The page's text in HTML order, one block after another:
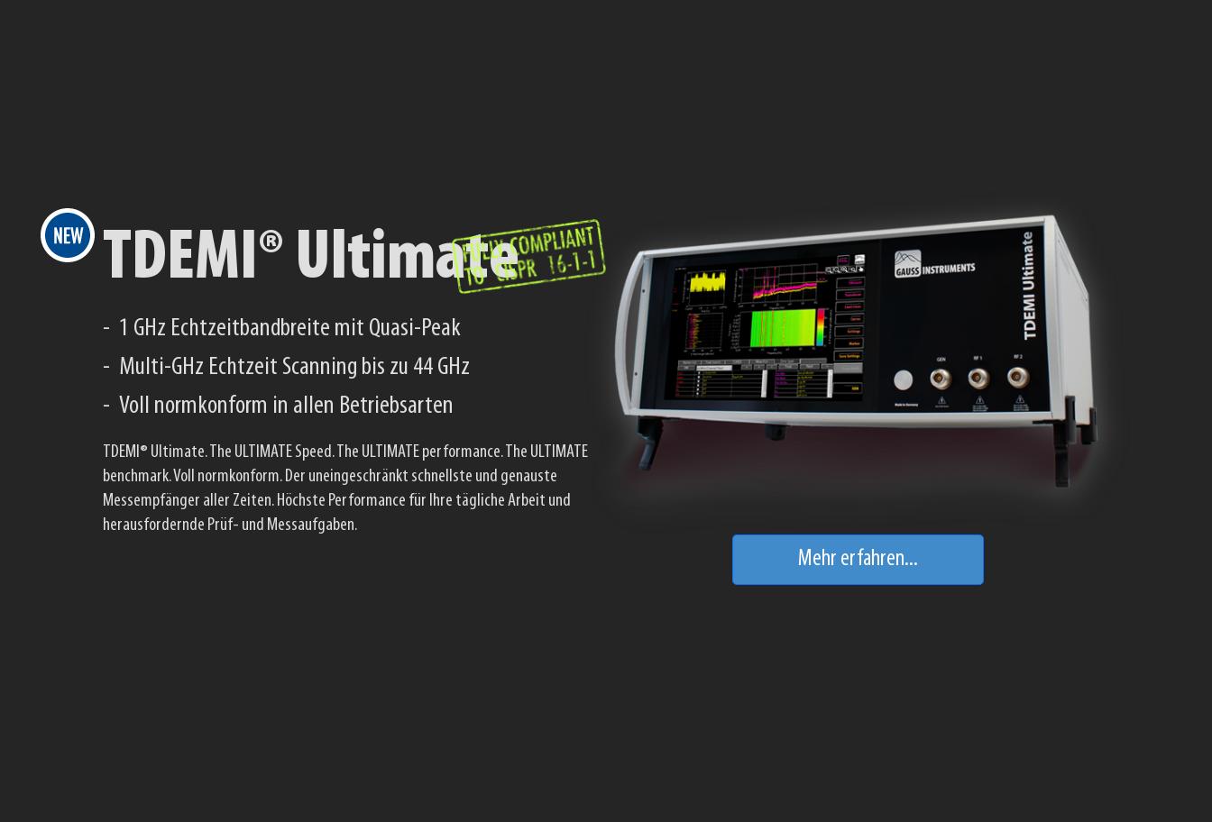
TDEMI® S
Echtzeit Spektrum Analyzer mit über 225 MHz RTBW
Vorselektion in allen Betriebsarten
Bis zu 510 MHz Echtzeit IQ-Analyse Bandbreite
Spektrum-Analyzer. Ultra-hochleistungs-Echtzeit-Spektrum-Analyzer. Ultra
schnelle EMV Messungen. Maximale Flexibilität durch 12 Volt Versorgung oder
optional Batteriebetrieb. Intuitive und leichte Handhabung. HyperOverlapping